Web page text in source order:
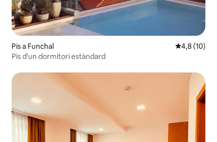
Pis a Funchal 4,8 de
4,8 (10)
Pis d'un dormitori estàndard